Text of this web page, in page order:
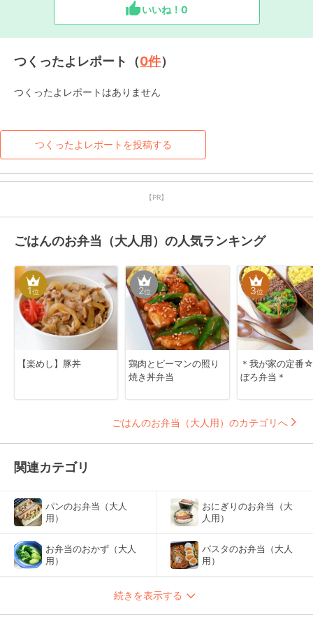
いいね！ 0
つくったよレポート（0件）
つくったよレポートはありません
つくったよレポートを投稿する
【PR】
ごはんのお弁当（大人用）の人気ランキング
1位
【楽めし】豚丼
2位
鶏肉とピーマンの照り
焼き丼弁当
3位
＊我が家の定番
ぼろ弁当＊
ごはんのお弁当（大人用）のカテゴリへ
関連カテゴリ
パンのお弁当（大人
用）
おにぎりのお弁当（大
人用）
お弁当のおかず（大人
用）
パスタのお弁当（大人
用）
続きを表示する